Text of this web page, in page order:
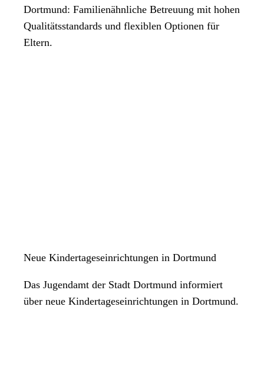
Dortmund: Familienähnliche Betreuung mit hohen
Qualitätsstandards und flexiblen Optionen für
Eltern.
Neue Kindertageseinrichtungen in Dortmund
Das Jugendamt der Stadt Dortmund informiert
über neue Kindertageseinrichtungen in Dortmund.